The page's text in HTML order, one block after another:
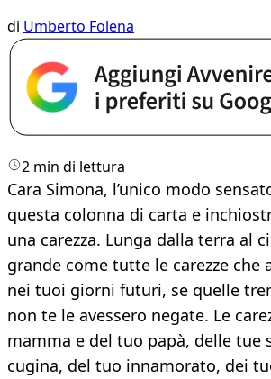
di Umberto Folena
2 min di lettura
Cara Simona, l’unico modo
questa colonna di carta e
una carezza. Lunga dalla terra al
grande come tutte le carezze che
nei tuoi giorni futuri, se quelle
non te le avessero negate. Le
mamma e del tuo papà, delle tue
cugina, del tuo innamorato, dei